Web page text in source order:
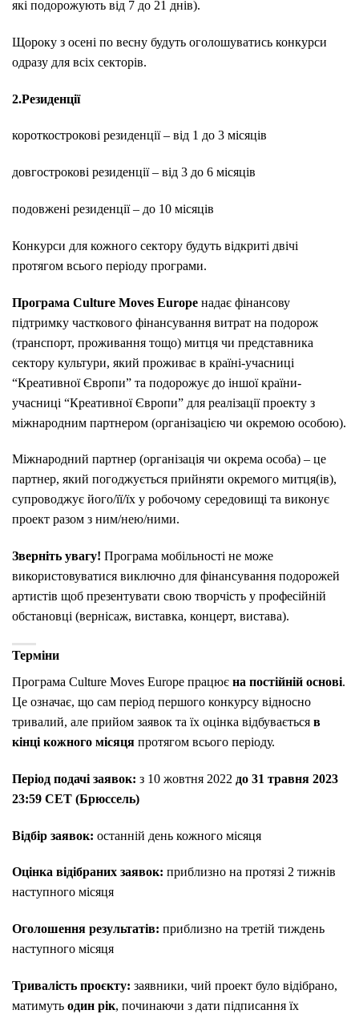
які подорожують від 7 до 21 днів).
Щороку з осені по весну будуть оголошуватись конкурси
одразу для всіх секторів.
2.Резиденції
короткострокові резиденції – від 1 до 3 місяців
довгострокові резиденції – від 3 до 6 місяців
подовжені резиденції – до 10 місяців
Конкурси для кожного сектору будуть відкриті двічі
протягом всього періоду програми.
Програма Culture Moves Europe надає фінансову
підтримку часткового фінансування витрат на подорож
(транспорт, проживання тощо) митця чи представника
сектору культури, який проживає в країні-учасниці
“Креативної Європи” та подорожує до іншої країни-
учасниці “Креативної Європи” для реалізації проекту з
міжнародним партнером (організацією чи окремою особою).
Міжнародний партнер (організація чи окрема особа) – це
партнер, який погоджується прийняти окремого митця(ів),
супроводжує його/її/їх у робочому середовищі та виконує
проект разом з ним/нею/ними.
Зверніть увагу! Програма мобільності не може
використовуватися виключно для фінансування подорожей
артистів щоб презентувати свою творчість у професійній
обстановці (вернісаж, виставка, концерт, вистава).
Терміни
Програма Culture Moves Europe працює на постійній основі.
Це означає, що сам період першого конкурсу відносно
тривалий, але прийом заявок та їх оцінка відбувається в
кінці кожного місяця протягом всього періоду.
Період подачі заявок: з 10 жовтня 2022 до 31 травня 2023
23:59 CET (Брюссель)
Відбір заявок: останній день кожного місяця
Оцінка відібраних заявок: приблизно на протязі 2 тижнів
наступного місяця
Оголошення результатів: приблизно на третій тиждень
наступного місяця
Тривалість проєкту: заявники, чий проект було відібрано,
матимуть один рік, починаючи з дати підписання їх